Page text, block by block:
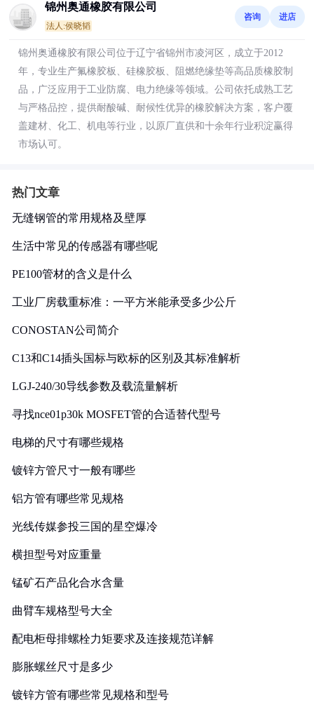
锦州奥通橡胶有限公司
法人:侯晓韬
咨询 进店
锦州奥通橡胶有限公司位于辽宁省锦州市凌河区，成立于2012
年，专业生产氟橡胶板、硅橡胶板、阻燃绝缘垫等高品质橡胶制
品，广泛应用于工业防腐、电力绝缘等领域。公司依托成熟工艺
与严格品控，提供耐酸碱、耐候性优异的橡胶解决方案，客户覆
盖建材、化工、机电等行业，以原厂直供和十余年行业积淀赢得
市场认可。
热门文章
无缝钢管的常用规格及壁厚
生活中常见的传感器有哪些呢
PE100管材的含义是什么
工业厂房载重标准：一平方米能承受多少公斤
CONOSTAN公司简介
C13和C14插头国标与欧标的区别及其标准解析
LGJ-240/30导线参数及载流量解析
寻找nce01p30k MOSFET管的合适替代型号
电梯的尺寸有哪些规格
镀锌方管尺寸一般有哪些
铝方管有哪些常见规格
光线传媒参投三国的星空爆冷
横担型号对应重量
锰矿石产品化合水含量
曲臂车规格型号大全
配电柜母排螺栓力矩要求及连接规范详解
膨胀螺丝尺寸是多少
镀锌方管有哪些常见规格和型号